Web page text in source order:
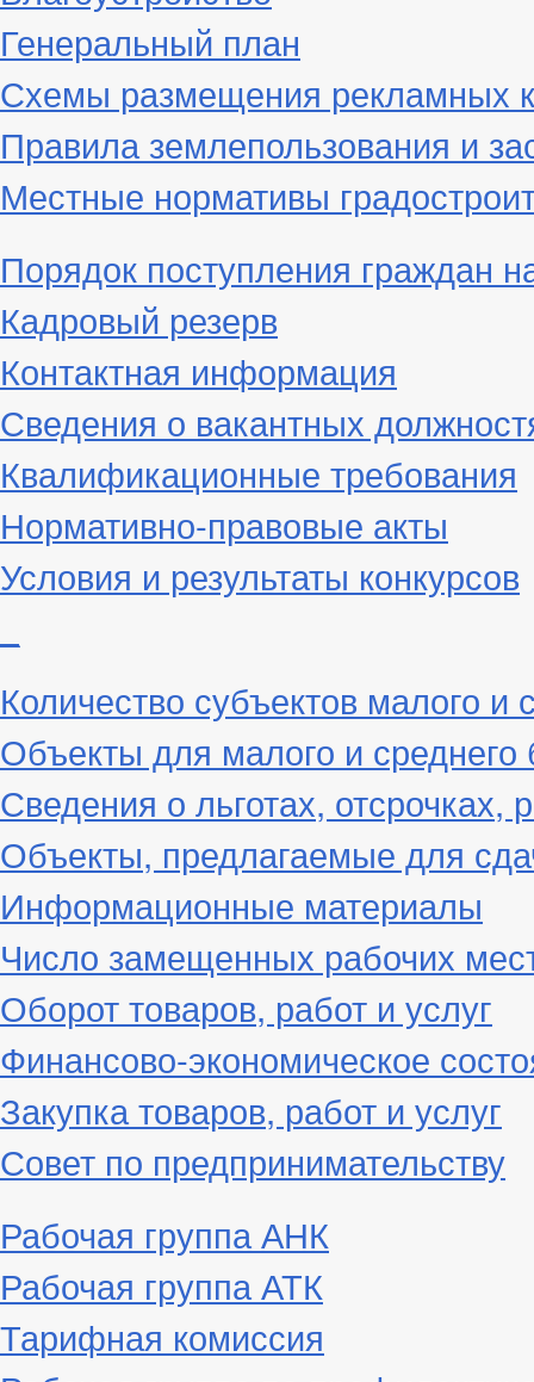
Генеральный план
Схемы размещения рекламных
Правила землепользования и
Местные нормативы
Порядок поступления граждан
Кадровый резерв
Контактная информация
Сведения о вакантных
Квалификационные требования
Нормативно-правовые акты
Условия и результаты конкурсов
Количество субъектов малого и
Объекты для малого и среднего
Сведения о льготах, отсрочках,
Объекты, предлагаемые для
Информационные материалы
Число замещенных рабочих
Оборот товаров, работ и услуг
Финансово-экономическое
Закупка товаров, работ и услуг
Совет по предпринимательству
Рабочая группа АНК
Рабочая группа АТК
Тарифная комиссия